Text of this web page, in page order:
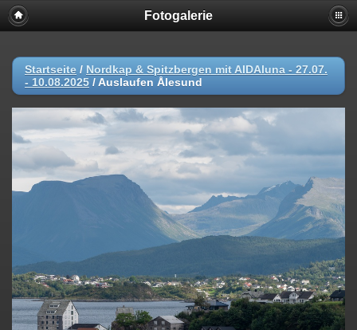
Fotogalerie
Startseite / Nordkap & Spitzbergen mit AIDAluna - 27.07.
- 10.08.2025 / Auslaufen Ålesund